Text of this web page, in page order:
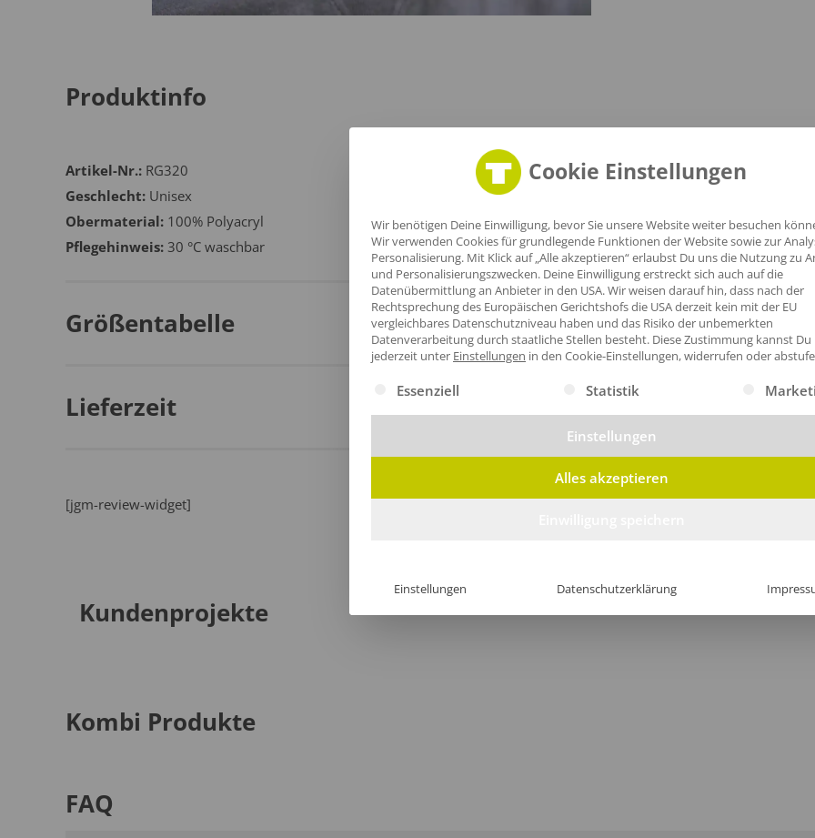
Produktinfo
Artikel-Nr.: RG320
Geschlecht: Unisex
Obermaterial: 100% Polyacryl
Pflegehinweis: 30 °C waschbar
Größentabelle
Lieferzeit
[jgm-review-widget]
Kundenprojekte
Kombi Produkte
FAQ
Cookie Einstellungen
Wir benötigen Deine Einwilligung, bevor Sie unsere Website weiter besuchen
Wir verwenden Cookies für grundlegende Funktionen der Website sowie zur
Personalisierung. Mit Klick auf „Alle akzeptieren“ erlaubst Du uns die Nutzung zu
und Personalisierungszwecken. Deine Einwilligung erstreckt sich auch auf die
Datenübermittlung an Anbieter in den USA. Wir weisen darauf hin, dass nach der
Rechtsprechung des Europäischen Gerichtshofs die USA derzeit kein mit der EU
vergleichbares Datenschutzniveau haben und das Risiko der unbemerkten
Datenverarbeitung durch staatliche Stellen besteht. Diese Zustimmung kannst Du
jederzeit unter Einstellungen in den Cookie-Einstellungen, widerrufen oder
Es folgt eine Liste der Service-Gruppen, für die eine Einwilligung
Essenziell Statistik
Einstellungen
Alles akzeptieren
Einstellungen Datenschutzerklärung